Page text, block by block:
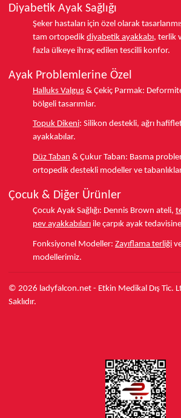
Diyabetik Ayak Sağlığı
Şeker hastaları için özel olarak
tam ortopedik diyabetik ayakkabı, terlik
fazla ülkeye ihraç edilen tescilli konfor.
Ayak Problemlerine Özel
Halluks Valgus & Çekiç Parmak:
bölgeli tasarımlar.
Topuk Dikeni: Silikon destekli, ağrı
ayakkabılar.
Düz Taban & Çukur Taban: Basma
ortopedik destekli modeller ve
Çocuk & Diğer Ürünler
Çocuk Ayak Sağlığı: Dennis Brown ateli,
pev ayakkabıları ile çarpık ayak
Fonksiyonel Modeller: Zayıflama terliği
modellerimiz.
© 2026 ladyfalcon.net - Etkin Medikal Dış Tic.
Saklıdır.